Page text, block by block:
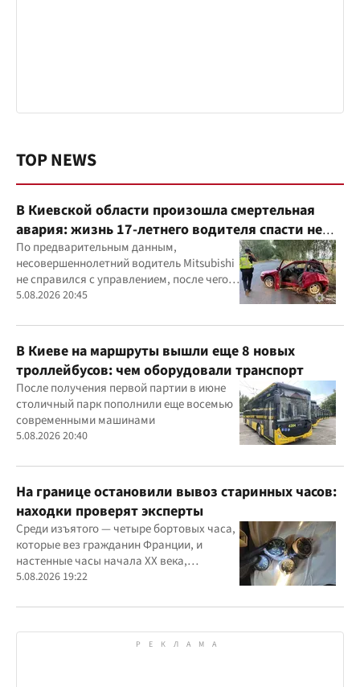
TOP NEWS
В Киевской области произошла смертельная
авария: жизнь 17-летнего водителя спасти не
удалось
По предварительным данным,
несовершеннолетний водитель Mitsubishi
не справился с управлением, после чего
автомобиль врезался в дерево
5.08.2026 20:45
В Киеве на маршруты вышли еще 8 новых
троллейбусов: чем оборудовали транспорт
После получения первой партии в июне
столичный парк пополнили еще восемью
современными машинами
5.08.2026 20:40
На границе остановили вывоз старинных часов:
находки проверят эксперты
Среди изъятого — четыре бортовых часа,
которые вез гражданин Франции, и
настенные часы начала ХХ века,
найденные в автомобиле украинца
5.08.2026 19:22